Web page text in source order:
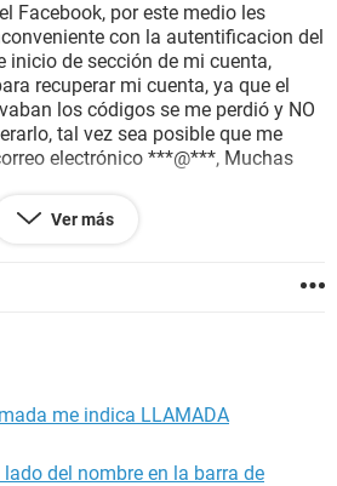
Facebook, por este medio les
con la autentificacion del
inicio de sección de mi cuenta,
recuperar mi cuenta, ya que el
los códigos se me perdió y NO
tal vez sea posible que me
electrónico ***@***, Muchas
Ver más
me indica LLAMADA
del nombre en la barra de